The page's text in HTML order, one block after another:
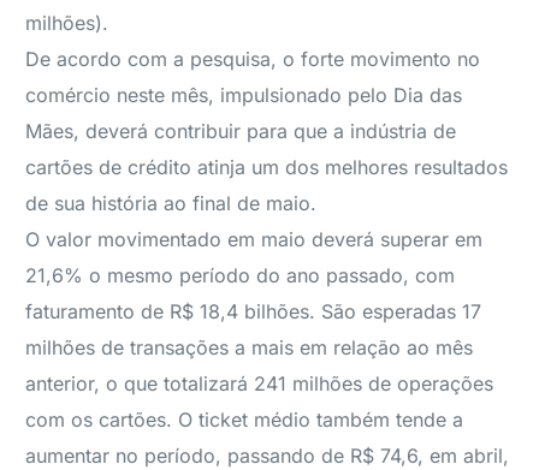
milhões).
De acordo com a pesquisa, o forte movimento no
comércio neste mês, impulsionado pelo Dia das
Mães, deverá contribuir para que a indústria de
cartões de crédito atinja um dos melhores resultados
de sua história ao final de maio.
O valor movimentado em maio deverá superar em
21,6% o mesmo período do ano passado, com
faturamento de R$ 18,4 bilhões. São esperadas 17
milhões de transações a mais em relação ao mês
anterior, o que totalizará 241 milhões de operações
com os cartões. O ticket médio também tende a
aumentar no período, passando de R$ 74,6, em abril,